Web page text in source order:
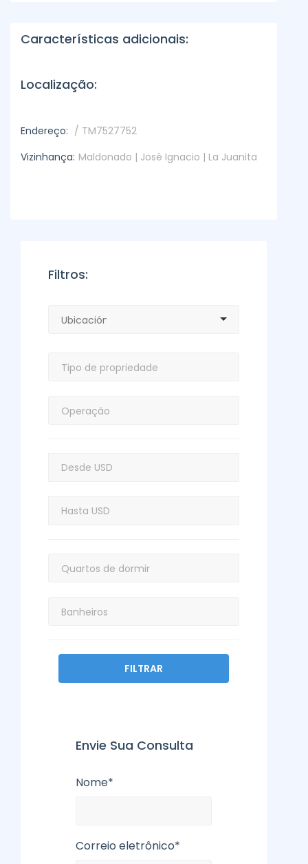
Características adicionais:
Localização:
Endereço: / TM7527752
Vizinhança: Maldonado | José Ignacio | La Juanita
Filtros:
FILTRAR
Envie Sua Consulta
Nome*
Correio eletrônico*